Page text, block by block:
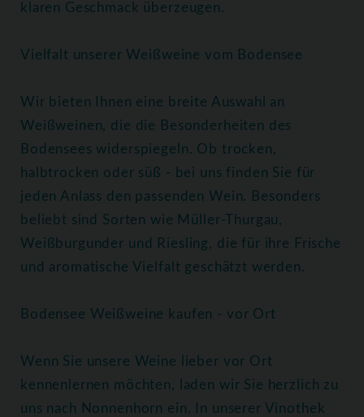
klaren Geschmack überzeugen.
Vielfalt unserer Weißweine vom Bodensee
Wir bieten Ihnen eine breite Auswahl an
Weißweinen, die die Besonderheiten des
Bodensees widerspiegeln. Ob trocken,
halbtrocken oder süß - bei uns finden Sie für
jeden Anlass den passenden Wein. Besonders
beliebt sind Sorten wie Müller-Thurgau,
Weißburgunder und Riesling, die für ihre Frische
und aromatische Vielfalt geschätzt werden.
Bodensee Weißweine kaufen - vor Ort
Wenn Sie unsere Weine lieber vor Ort
kennenlernen möchten, laden wir Sie herzlich zu
uns nach Nonnenhorn ein. In unserer Vinothek